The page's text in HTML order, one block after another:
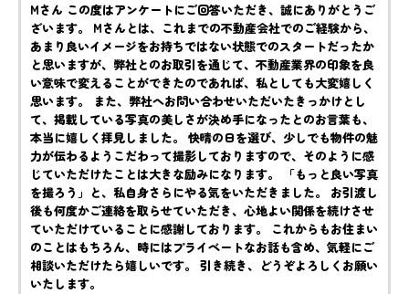
Mさん この度はアンケートにご回答いただき、誠にありがとうご
ざいます。 Mさんとは、これまでの不動産会社でのご経験から、
あまり良いイメージをお持ちではない状態でのスタートだったか
と思いますが、弊社とのお取引を通じて、不動産業界の印象を良
い意味で変えることができたのであれば、私としても大変嬉しく
思います。 また、弊社へお問い合わせいただいたきっかけとし
て、掲載している写真の美しさが決め手になったとのお言葉も、
本当に嬉しく拝見しました。 快晴の日を選び、少しでも物件の魅
力が伝わるようこだわって撮影しておりますので、そのように感
じていただけたことは大きな励みになります。 「もっと良い写真
を撮ろう」と、私自身さらにやる気をいただきました。 お引渡し
後も何度かご連絡を取らせていただき、心地よい関係を続けさせ
ていただけていることに感謝しております。 これからもお住まい
のことはもちろん、時にはプライベートなお話も含め、気軽にご
相談いただけたら嬉しいです。 引き続き、どうぞよろしくお願い
いたします。